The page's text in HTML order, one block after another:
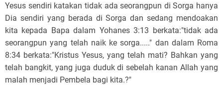
Yesus sendiri katakan tidak ada seorangpun di Sorga hanya
Dia sendiri yang berada di Sorga dan sedang mendoakan
kita kepada Bapa dalam Yohanes 3:13 berkata:"tidak ada
seorangpun yang telah naik ke sorga....." dan dalam Roma
8:34 berkata:"Kristus Yesus, yang telah mati? Bahkan yang
telah bangkit, yang juga duduk di sebelah kanan Allah yang
malah menjadi Pembela bagi kita.?"